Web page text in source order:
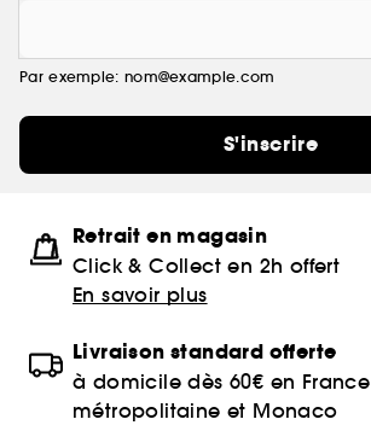
Par exemple: nom@example.com
S'inscrire
Retrait en magasin
Click & Collect en 2h offert
En savoir plus
Livraison standard offerte
à domicile dès 60€ en France
métropolitaine et Monaco